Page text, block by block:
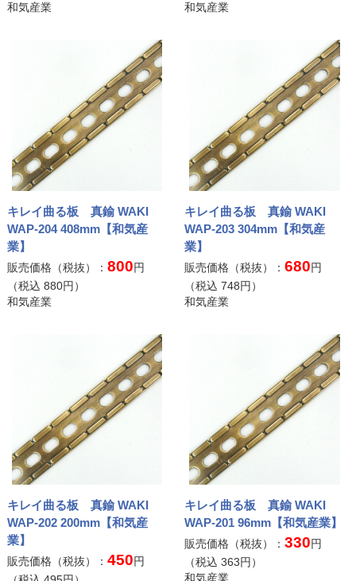
和気産業
和気産業
キレイ曲る板 真鍮 WAKI
WAP-204 408mm【和気産
業】
販売価格（税抜）： 800円
（税込 880円）
和気産業
キレイ曲る板 真鍮 WAKI
WAP-203 304mm【和気産
業】
販売価格（税抜）：680円
（税込748円）
和気産業
キレイ曲る板 真鍮 WAKI
WAP-202 200mm【和気産
業】
販売価格（税抜）： 450円
キレイ曲る板 真鍮 WAKI
WAP-201 96mm【和気産業】
販売価格（税抜）：330円
（税込363円）
和気産業